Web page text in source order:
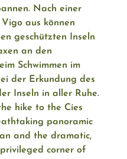
Nach einer
aus können
geschützten Inseln
an den
Schwimmen im
der Erkundung des
Inseln in aller Ruhe.
hike to the Cíes
panoramic
and the dramatic,
corner of